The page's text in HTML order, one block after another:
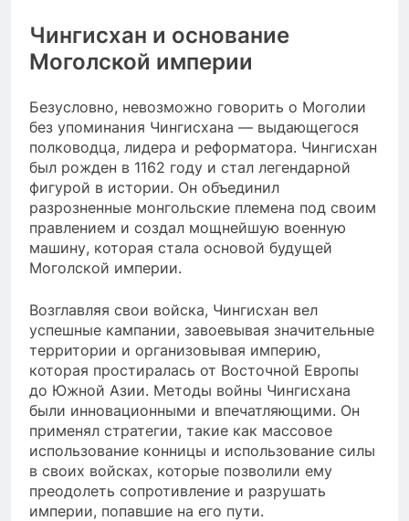
Чингисхан и основание
Моголской империи
Безусловно, невозможно говорить о Моголии
без упоминания Чингисхана — выдающегося
полководца, лидера и реформатора. Чингисхан
был рожден в 1162 году и стал легендарной
фигурой в истории. Он объединил
разрозненные монгольские племена под своим
правлением и создал мощнейшую военную
машину, которая стала основой будущей
Моголской империи.
Возглавляя свои войска, Чингисхан вел
успешные кампании, завоевывая значительные
территории и организовывая империю,
которая простиралась от Восточной Европы
до Южной Азии. Методы войны Чингисхана
были инновационными и впечатляющими. Он
применял стратегии, такие как массовое
использование конницы и использование силы
в своих войсках, которые позволили ему
преодолеть сопротивление и разрушать
империи, попавшие на его пути.